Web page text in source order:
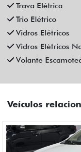
6.400 km
Compartilhe